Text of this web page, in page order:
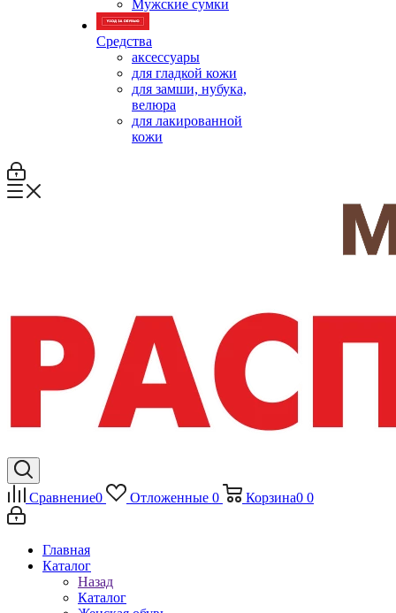
Мужские сумки
Средства
аксессуары
для гладкой кожи
для замши, нубука,
велюра
для лакированной
кожи
Сравнение0 Отложенные 0 Корзина0 0
Главная
Каталог
Назад
Каталог